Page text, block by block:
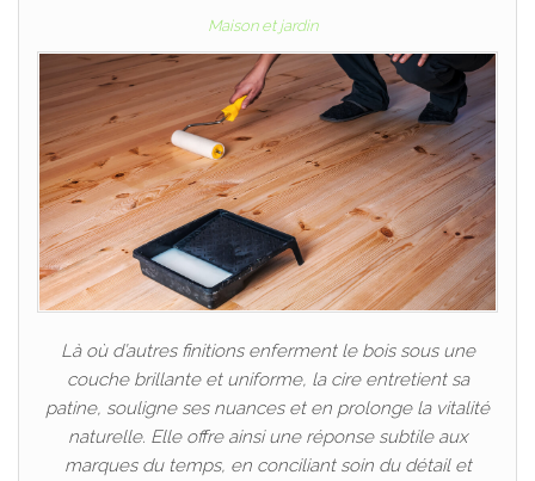
Maison et jardin
Là où d’autres finitions enferment le bois sous une
couche brillante et uniforme, la cire entretient sa
patine, souligne ses nuances et en prolonge la vitalité
naturelle. Elle offre ainsi une réponse subtile aux
marques du temps, en conciliant soin du détail et